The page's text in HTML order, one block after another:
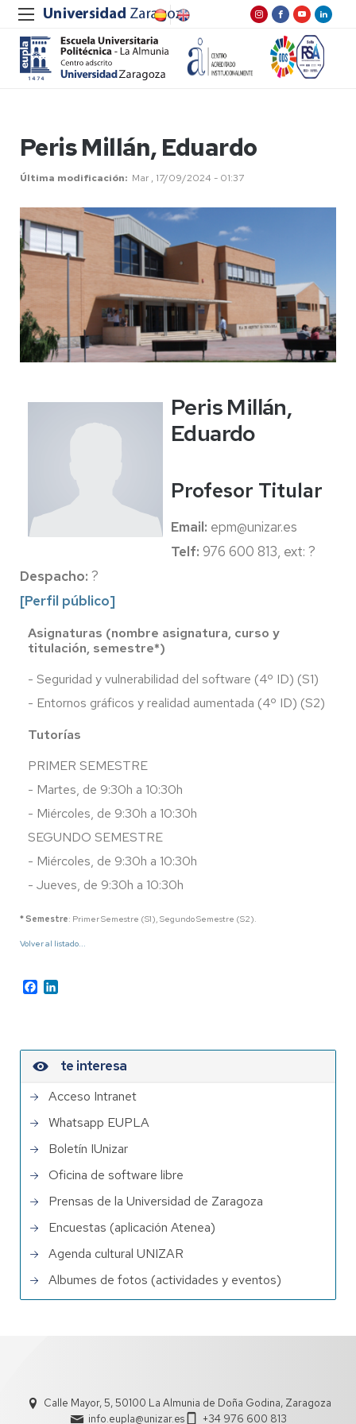
Peris Millán, Eduardo
Última modificación Mar , 17/09/2024 - 01:37
Peris Millán,
Eduardo
Profesor Titular
Email: epm@unizar.es
Telf: 976 600 813, ext: ?
Despacho: ?
[Perfil público]
Asignaturas (nombre asignatura, curso y
titulación, semestre*)
- Seguridad y vulnerabilidad del software (4º ID) (S1)
- Entornos gráficos y realidad aumentada (4º ID) (S2)
Tutorías
PRIMER SEMESTRE
- Martes, de 9:30h a 10:30h
- Miércoles, de 9:30h a 10:30h
SEGUNDO SEMESTRE
- Miércoles, de 9:30h a 10:30h
- Jueves, de 9:30h a 10:30h
* Semestre: Primer Semestre (S1), Segundo Semestre (S2).
Volver al listado...
Facebook
te interesa
Acceso Intranet
Whatsapp EUPLA
Boletín IUnizar
Oficina de software libre
Prensas de la Universidad de Zaragoza
Encuestas (aplicación Atenea)
Agenda cultural UNIZAR
Albumes de fotos (actividades y eventos)
Calle Mayor, 5, 50100 La Almunia de Doña Godina, Zaragoza
info.eupla@unizar.es
+34 976 600 813